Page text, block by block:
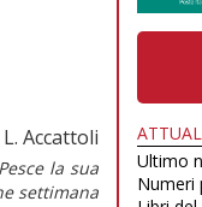
L. Accattoli
la sua
settimana
Ultimo
Numeri